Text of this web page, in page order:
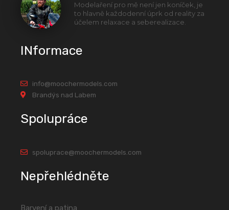
Modelaření pro mě není jen koníček, je
to hlavně každodenní úprk od reality za
účelem relaxace a seberealizace.
INformace
info@moochermodels.com
Brandýs nad Labem
Spolupráce
spoluprace@moochermodels.com
Nepřehlédněte
Barvení a patina